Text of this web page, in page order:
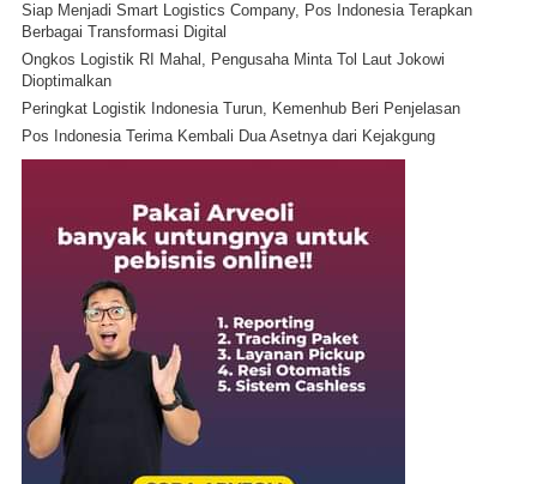
Siap Menjadi Smart Logistics Company, Pos Indonesia Terapkan
Berbagai Transformasi Digital
Ongkos Logistik RI Mahal, Pengusaha Minta Tol Laut Jokowi
Dioptimalkan
Peringkat Logistik Indonesia Turun, Kemenhub Beri Penjelasan
Pos Indonesia Terima Kembali Dua Asetnya dari Kejakgung